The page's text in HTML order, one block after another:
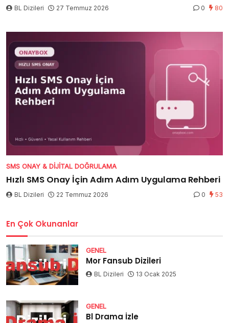
BL Dizileri 27 Temmuz 2026 0 80
SMS ONAY & DIJITAL DOĞRULAMA
Hızlı SMS Onay İçin Adım Adım Uygulama Rehberi
BL Dizileri 22 Temmuz 2026 0 53
En Çok Okunanlar
GENEL
Mor Fansub Dizileri
BL Dizileri 13 Ocak 2025
GENEL
Bl Drama İzle